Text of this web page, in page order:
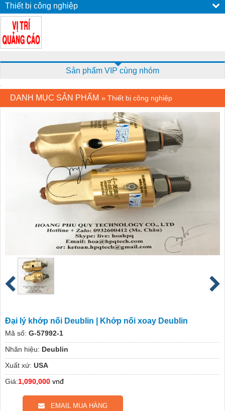
Thiết bị công nghiệp
Sản phẩm VIP cùng nhóm
DANH MỤC SẢN PHẨM » Thiết bị công nghiệp
Đại lý khớp nối Deublin | Khớp nối xoay Deublin
Mã số: G-57992-1
Nhãn hiệu: Deublin
Xuất xứ: USA
Giá:1,090,000 vnđ
EMAIL MUA HÀNG